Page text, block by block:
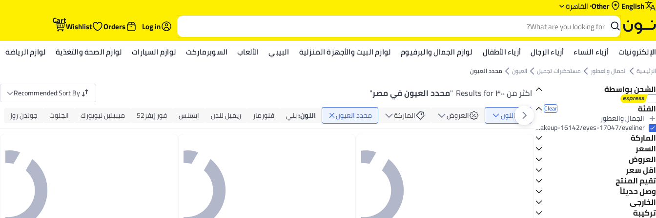
English
Other القاهرة
Log in
Orders
Wishlist
Cart
الإلكترونيات أزياء النساء أزياء الرجال أزياء الأطفال لوازم الجمال والبرفيوم لوازم البيت والأجهزة المنزلية البيبي الألعاب السوبرماركت لوازم السيارات لوازم الصحة والتغذية لوازم الرياضة
الرئيسية الجمال والعطور مستحضرات تجميل العيون محدد العيون
الشحن بواسطة
الفئة
Clear
الجمال والعطور
All الجمال والعطور
مستحضرات تجميل
All مستحضرات تجميل
العيون
All العيون
محدد العيون
أقلام الحواجب
beauty/makeup-16142/eyes-17047/eyeliner
الماركة
فلورمار
ايسنس
فور إيفر52
ريميل لندن
ميبيلين نيويورك
انجلوت
السعر
GO العروض
عروض الميجا
اقل سعر
أقل سعر في السنة
أقل سعر في 30 يوم
أقل سعر في 7 يوم
تقيم المنتج
0 Star or more
1.8
5
وصل حديثاً
آخر 7 أيام
آخر 30 يوماً
الخارجي
مطفي
تركيبة
اكثر من ٣٠٠ Results for "محدد العيون في مصر"
Sort By
:
Recommended
اللون
العروض الماركة محدد العيون اللون:بني فلورمار ريميل لندن ايسنس فور إيفر52 ميبيلين نيويورك انجلوت جولدن روز